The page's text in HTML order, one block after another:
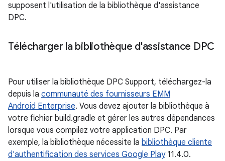
supposent l'utilisation de la bibliothèque d'assistance
DPC.
Télécharger la bibliothèque d'assistance DPC
Pour utiliser la bibliothèque DPC Support, téléchargez-la
depuis la communauté des fournisseurs EMM
Android Enterprise. Vous devez ajouter la bibliothèque à
votre fichier build.gradle et gérer les autres dépendances
lorsque vous compilez votre application DPC. Par
exemple, la bibliothèque nécessite la bibliothèque cliente
d'authentification des services Google Play11.4.0.